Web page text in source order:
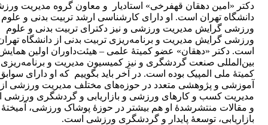
دکتر «امین دهقان قهفرخی» استادیار و معاون گروه مدیریت
دانشگاه تهران است. او دارای کارشناسی ارشد تربیت بدنی و علوم
ورزشی گرایش مدیریت ورزشی و نیز دکترای تربیت بدنی و علوم
ورزشی گرایش مدیریت و برنامه‌ریزی تربیت بدنی از دانشگاه
است. دکتر «دهقان» عضو کمیتۀ علمی – هیئت‌داوران اولین
بین‌المللی صنعت گردشگری و نیز کمیسیون مدیریت و برنامه‌ریزی
کمیتۀ ملی المپیک بوده است. در آخر باید بگوییم که او دارای
آموزشی و پژوهشی متعدد در حوزه‌های مختلف مدیریت ورزشی
مدیریت کسب و کارهای ورزشی و بازاریابی و گردشگری
و مقالات منتشرشدۀ او هم بیشتر در حوزۀ پوشاک ورزشی، آمیختۀ
بازاریابی، توسعۀ پایدار و گردشگری ورزشی است.